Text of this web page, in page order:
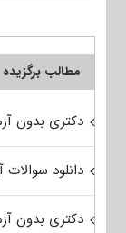
مطالب برگزیده
دکتری بدون
دانلود
دکتری بدون